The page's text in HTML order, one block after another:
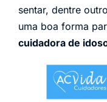
sentar, dentre
uma boa forma
cuidadora de